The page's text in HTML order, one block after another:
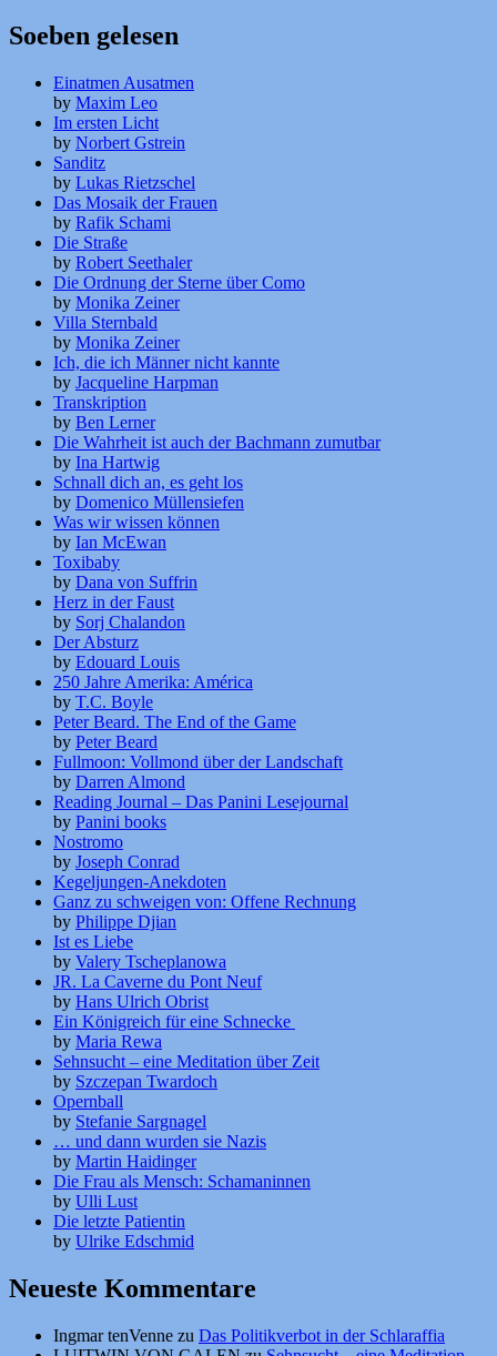
Soeben gelesen
Einatmen Ausatmen
by Maxim Leo
Im ersten Licht
by Norbert Gstrein
Sanditz
by Lukas Rietzschel
Das Mosaik der Frauen
by Rafik Schami
Die Straße
by Robert Seethaler
Die Ordnung der Sterne über Como
by Monika Zeiner
Villa Sternbald
by Monika Zeiner
Ich, die ich Männer nicht kannte
by Jacqueline Harpman
Transkription
by Ben Lerner
Die Wahrheit ist auch der Bachmann zumutbar
by Ina Hartwig
Schnall dich an, es geht los
by Domenico Müllensiefen
Was wir wissen können
by Ian McEwan
Toxibaby
by Dana von Suffrin
Herz in der Faust
by Sorj Chalandon
Der Absturz
by Edouard Louis
250 Jahre Amerika: América
by T.C. Boyle
Peter Beard. The End of the Game
by Peter Beard
Fullmoon: Vollmond über der Landschaft
by Darren Almond
Reading Journal – Das Panini Lesejournal
by Panini books
Nostromo
by Joseph Conrad
Kegeljungen-Anekdoten
Ganz zu schweigen von: Offene Rechnung
by Philippe Djian
Ist es Liebe
by Valery Tscheplanowa
JR. La Caverne du Pont Neuf
by Hans Ulrich Obrist
Ein Königreich für eine Schnecke
by Maria Rewa
Sehnsucht – eine Meditation über Zeit
by Szczepan Twardoch
Opernball
by Stefanie Sargnagel
… und dann wurden sie Nazis
by Martin Haidinger
Die Frau als Mensch: Schamaninnen
by Ulli Lust
Die letzte Patientin
by Ulrike Edschmid
Neueste Kommentare
Ingmar tenVenne zu Das Politikverbot in der Schlaraffia